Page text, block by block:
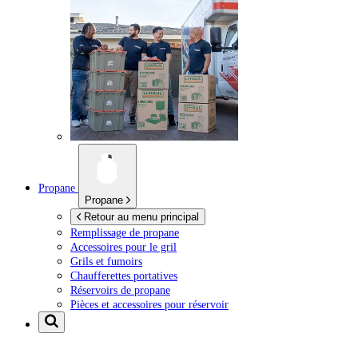
Propane
Propane
Retour au menu principal
Remplissage de propane
Accessoires pour le gril
Grils et fumoirs
Chaufferettes portatives
Réservoirs de propane
Pièces et accessoires pour réservoir